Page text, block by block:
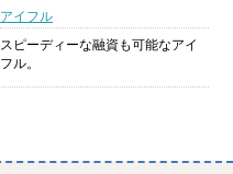
アイフル
スピーディーな融資も可能なアイ
フル。